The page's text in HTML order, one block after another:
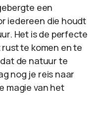
een
iedereen die houdt
Het is de perfecte
te komen en te
de natuur te
nog je reis naar
magie van het